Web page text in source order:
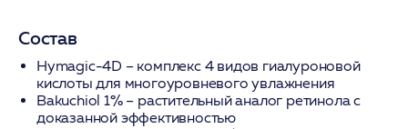
Состав
Hymagic-4D – комплекс 4 видов гиалуроновой
кислоты для многоуровневого увлажнения
Bakuchiol 1%– растительный аналог ретинола с
доказанной эффективностью